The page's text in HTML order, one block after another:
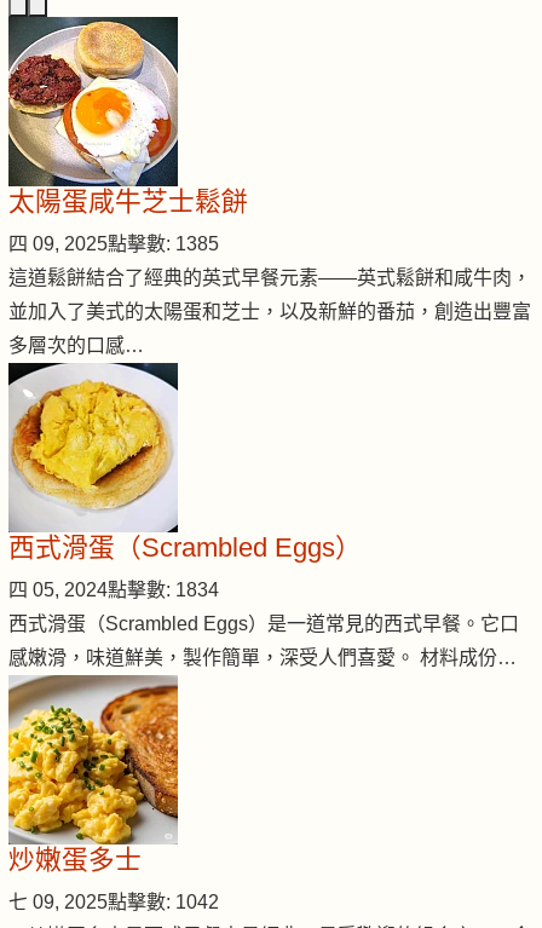
太陽蛋咸牛芝士鬆餅
四 09, 2025點擊數: 1385
這道鬆餅結合了經典的英式早餐元素——英式鬆餅和咸牛肉，
並加入了美式的太陽蛋和芝士，以及新鮮的番茄，創造出豐富
多層次的口感…
西式滑蛋（Scrambled Eggs）
四 05, 2024點擊數: 1834
西式滑蛋（Scrambled Eggs）是一道常見的西式早餐。它口
感嫩滑，味道鮮美，製作簡單，深受人們喜愛。 材料成份…
炒嫩蛋多士
七 09, 2025點擊數: 1042